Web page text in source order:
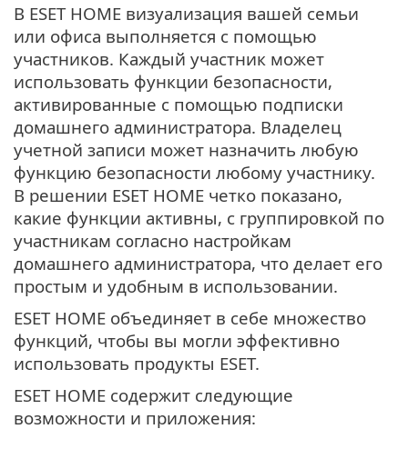
В ESET HOME визуализация вашей семьи
или офиса выполняется с помощью
участников. Каждый участник может
использовать функции безопасности,
активированные с помощью подписки
домашнего администратора. Владелец
учетной записи может назначить любую
функцию безопасности любому участнику.
В решении ESET HOME четко показано,
какие функции активны, с группировкой по
участникам согласно настройкам
домашнего администратора, что делает его
простым и удобным в использовании.
ESET HOME объединяет в себе множество
функций, чтобы вы могли эффективно
использовать продукты ESET.
ESET HOME содержит следующие
возможности и приложения: